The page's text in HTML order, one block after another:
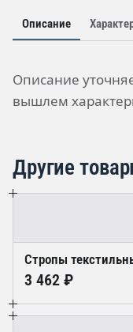
Описание
Описание
вышлем
Другие
Стропы
3 462 ₽